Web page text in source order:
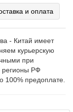
и оплата
- Китай имеет
курьерскую
при
регионы РФ
100% предоплате.